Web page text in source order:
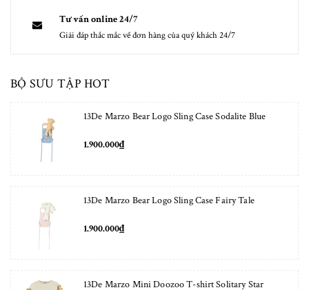
Tư vấn online 24/7
Giải đáp thắc mắc về đơn hàng của quý khách 24/7
BỘ SƯU TẬP HOT
13De Marzo Bear Logo Sling Case Sodalite Blue
1.900.000₫
13De Marzo Bear Logo Sling Case Fairy Tale
1.900.000₫
13De Marzo Mini Doozoo T-shirt Solitary Star